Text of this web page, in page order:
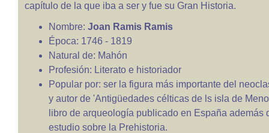
capítulo de la que iba a ser y fue su Gran Historia.
Nombre: Joan Ramis Ramis
Época: 1746 - 1819
Natural de: Mahón
Profesión: Literato e historiador
Popular por: ser la figura más importante del
y autor de 'Antigüedades célticas de ls isla de
libro de arqueología publicado en España además
estudio sobre la Prehistoria.